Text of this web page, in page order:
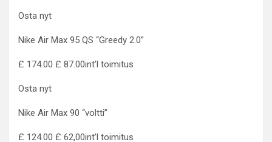
Osta nyt
Nike Air Max 95 QS “Greedy 2.0”
£ 174.00 £ 87.00int’l toimitus
Osta nyt
Nike Air Max 90 “voltti”
£ 124.00 £ 62,00int’l toimitus